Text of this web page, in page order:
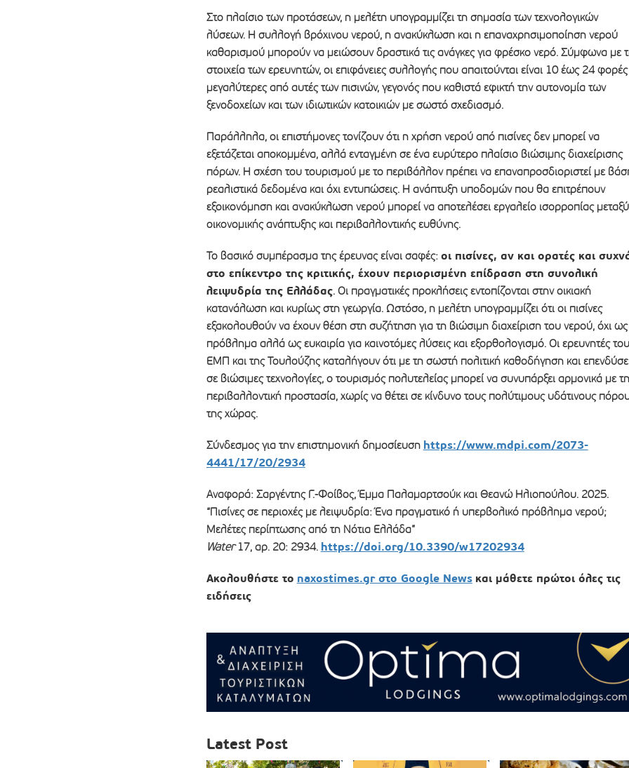
Στο πλαίσιο των προτάσεων, η μελέτη υπογραμμίζει τη σημασία των τεχνολογικών
λύσεων. Η συλλογή βρόχινου νερού, η ανακύκλωση και η επαναχρησιμοποίηση νερού
καθαρισμού μπορούν να μειώσουν δραστικά τις ανάγκες για φρέσκο νερό. Σύμφωνα με
στοιχεία των ερευνητών, οι επιφάνειες συλλογής που απαιτούνται είναι 10 έως 24 φορές
μεγαλύτερες από αυτές των πισινών, γεγονός που καθιστά εφικτή την αυτονομία των
ξενοδοχείων και των ιδιωτικών κατοικιών με σωστό σχεδιασμό.
Παράλληλα, οι επιστήμονες τονίζουν ότι η χρήση νερού από πισίνες δεν μπορεί να
εξετάζεται αποκομμένα, αλλά ενταγμένη σε ένα ευρύτερο πλαίσιο βιώσιμης διαχείρισης
πόρων. Η σχέση του τουρισμού με το περιβάλλον πρέπει να επαναπροσδιοριστεί με
ρεαλιστικά δεδομένα και όχι εντυπώσεις. Η ανάπτυξη υποδομών που θα επιτρέπουν
εξοικονόμηση και ανακύκλωση νερού μπορεί να αποτελέσει εργαλείο ισορροπίας μεταξύ
οικονομικής ανάπτυξης και περιβαλλοντικής ευθύνης.
Το βασικό συμπέρασμα της έρευνας είναι σαφές: οι πισίνες, αν και ορατές και
στο επίκεντρο της κριτικής, έχουν περιορισμένη επίδραση στη συνολική
λειψυδρία της Ελλάδας. Οι πραγματικές προκλήσεις εντοπίζονται στην οικιακή
κατανάλωση και κυρίως στη γεωργία. Ωστόσο, η μελέτη υπογραμμίζει ότι οι πισίνες
εξακολουθούν να έχουν θέση στη συζήτηση για τη βιώσιμη διαχείριση του νερού, όχι ως
πρόβλημα αλλά ως ευκαιρία για καινοτόμες λύσεις και εξορθολογισμό. Οι ερευνητές του
ΕΜΠ και της Τουλούζης καταλήγουν ότι με τη σωστή πολιτική καθοδήγηση και
σε βιώσιμες τεχνολογίες, ο τουρισμός πολυτελείας μπορεί να συνυπάρξει αρμονικά με
περιβαλλοντική προστασία, χωρίς να θέτει σε κίνδυνο τους πολύτιμους υδάτινους
της χώρας.
Σύνδεσμος για την επιστημονική δημοσίευση https://www.mdpi.com/2073-
4441/17/20/2934
Αναφορά: Σαργέντης Γ.-Φοίβος, Έμμα Παλαμαρτσούκ και Θεανώ Ηλιοπούλου. 2025.
“Πισίνες σε περιοχές με λειψυδρία: Ένα πραγματικό ή υπερβολικό πρόβλημα νερού;
Μελέτες περίπτωσης από τη Νότια Ελλάδα”
Water17, αρ. 20: 2934. https://doi.org/10.3390/w17202934
Ακολουθήστε το naxostimes.gr στο Google News και μάθετε πρώτοι όλες τις
ειδήσεις
Latest Post